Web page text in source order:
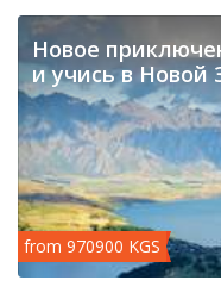
Новое
и учись в Новой
from 970900 KGS